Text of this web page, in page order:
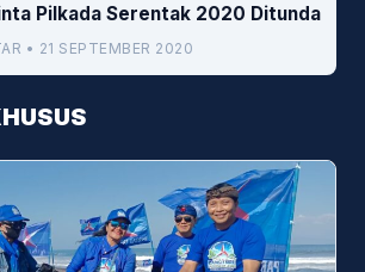
Pilkada Serentak 2020 Ditunda
• 21 SEPTEMBER 2020